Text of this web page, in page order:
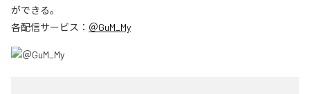
ができる。
各配信サービス： ＠GuM_My